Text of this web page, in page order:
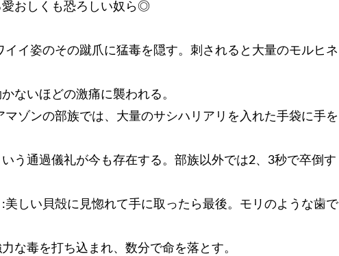
おしくも恐ろしい奴ら◎
イイ姿のその蹴爪に猛毒を隠す。刺されると大量のモルヒネ
ないほどの激痛に襲われる。
マゾンの部族では、大量のサシハリアリを入れた手袋に手を
う通過儀礼が今も存在する。部族以外では2、3秒で卒倒す
:美しい貝殻に見惚れて手に取ったら最後。モリのような歯で
な毒を打ち込まれ、数分で命を落とす。